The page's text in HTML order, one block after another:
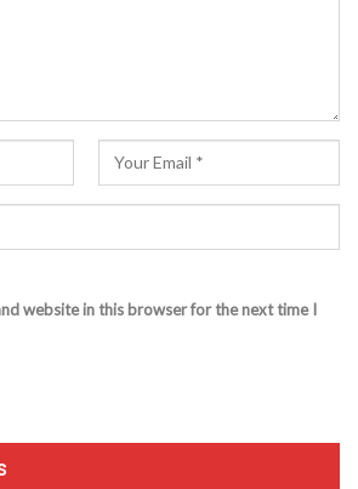
website in this browser for the next time I